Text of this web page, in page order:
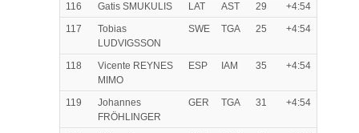
116
Gatis SMUKULIS LAT AST 29
+4:54
117
Tobias
LUDVIGSSON
SWE TGA 25 +4:54
118
Vicente REYNES
MIMO
ESP IAM 35 +4:54
119
Johannes
FRÖHLINGER
GER TGA 31 +4:54